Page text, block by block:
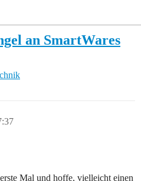
an SmartWares
Mal und hoffe, vielleicht einen